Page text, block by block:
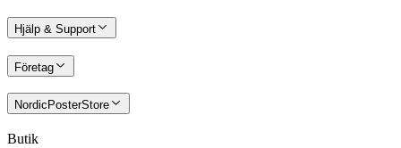
Hjälp & Support
Företag
NordicPosterStore
Butik